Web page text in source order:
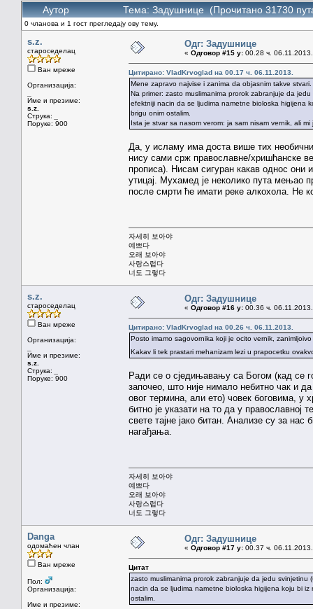
Аутор Тема: Задушнице (Прочитано 31730
0 чланова и 1 гост прегледају ову тему.
s.z.
староседелац
Ван мреже
Организација:
Име и презиме:
s.z.
Струка:
Поруке: 900
Одг: Задушнице
« Одговор #15 у: 00.28 ч.
Цитирано: VladKrvoglad на 00.17 ч. 06.11.2013.
Mene zapravo najvise i zanima da objasnim takve stvari.
Na primer: zasto muslimanima prorok zabranjuje da
efektniji nacin da se ljudima nametne bioloska higijena
brigu onim ostalim.
Ista je stvar sa nasom verom: ja sam nisam vernik, ali
Да, у исламу има доста више тих
нису сами срж православне/хришћанске
прописа). Нисам сигуран какав однос они
утицај. Мухамед је неколико пута мењао
после смрти ће имати реке алкохола. Не
자세히 보아야
예쁘다
오래 보아야
사랑스럽다
너도 그렇다
s.z.
староседелац
Ван мреже
Организација:
Име и презиме:
s.z.
Струка:
Поруке: 900
Одг: Задушнице
« Одговор #16 у: 00.36 ч.
Цитирано: VladKrvoglad на 00.26 ч. 06.11.2013.
Posto imamo sagovornika koji je ocito vernik,
Kakav li tek prastari mehanizam lezi u prapocetku
Ради се о сједињавању са Богом (кад се
започео, што није нимало небитно чак и
овог термина, али ето) човек боговима,
битно је указати на то да у православној
свете тајне јако битан. Анализе су за
нагађања.
자세히 보아야
예쁘다
오래 보아야
사랑스럽다
너도 그렇다
Danga
одомаћен члан
Ван мреже
Пол:
Организација:
Име и презиме:
Одг: Задушнице
« Одговор #17 у: 00.37 ч.
Цитат
zasto muslimanima prorok zabranjuje da jedu svinjetinu
nacin da se ljudima nametne bioloska higijena koju bi
ostalim.